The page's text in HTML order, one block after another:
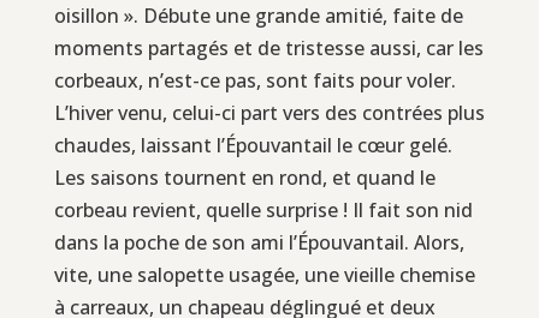
oisillon ». Débute une grande amitié, faite de
moments partagés et de tristesse aussi, car les
corbeaux, n’est-ce pas, sont faits pour voler.
L’hiver venu, celui-ci part vers des contrées plus
chaudes, laissant l’Épouvantail le cœur gelé.
Les saisons tournent en rond, et quand le
corbeau revient, quelle surprise ! Il fait son nid
dans la poche de son ami l’Épouvantail. Alors,
vite, une salopette usagée, une vieille chemise
à carreaux, un chapeau déglingué et deux